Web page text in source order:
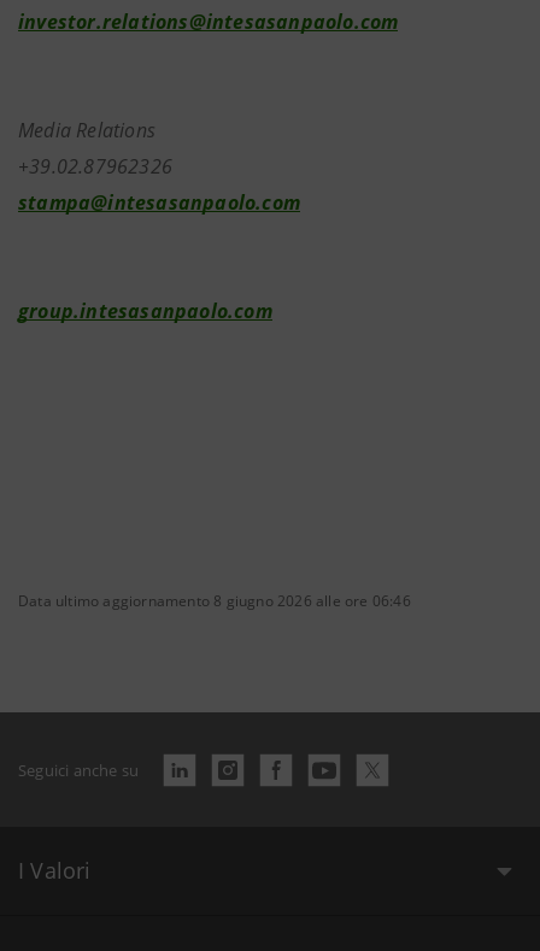
investor.relations@intesasanpaolo.com
Media Relations
+39.02.87962326
stampa@intesasanpaolo.com
group.intesasanpaolo.com
Data ultimo aggiornamento 8 giugno 2026 alle ore 06:46
Seguici anche su
I Valori